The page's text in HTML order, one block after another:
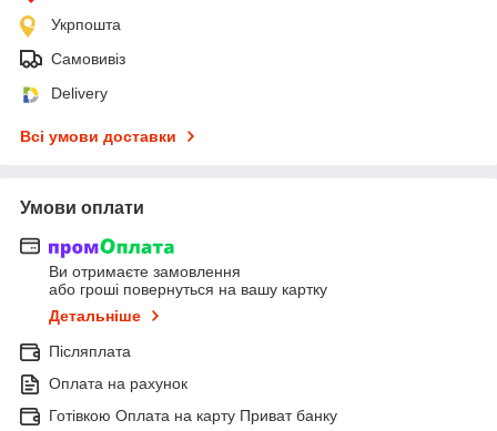
Укрпошта
Самовивіз
Delivery
Всі умови доставки
Умови оплати
Ви отримаєте замовлення
або гроші повернуться на вашу картку
Детальніше
Післяплата
Оплата на рахунок
Готівкою Оплата на карту Приват банку